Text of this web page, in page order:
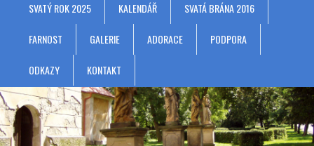
SVATÝ ROK 2025 KALENDÁŘ SVATÁ BRÁNA 2016
FARNOST GALERIE ADORACE PODPORA
ODKAZY KONTAKT